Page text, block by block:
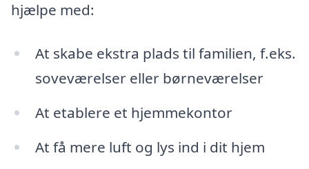
hjælpe med:
At skabe ekstra plads til familien, f.eks.
soveværelser eller børneværelser
At etablere et hjemmekontor
At få mere luft og lys ind i dit hjem